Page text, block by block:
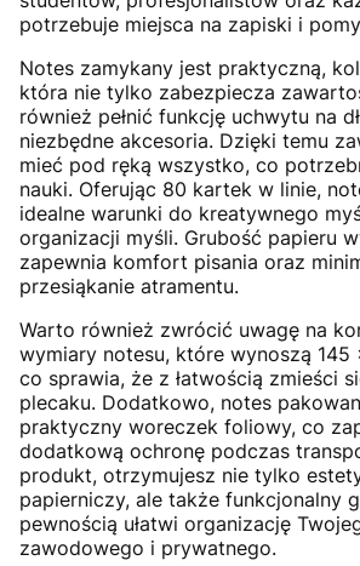
potrzebuje miejsca na zapiski i
Notes zamykany jest praktyczną,
która nie tylko zabezpiecza
również pełnić funkcję uchwytu na
niezbędne akcesoria. Dzięki temu
mieć pod ręką wszystko, co
nauki. Oferując 80 kartek w linie,
idealne warunki do kreatywnego
organizacji myśli. Grubość papieru
zapewnia komfort pisania oraz
przesiąkanie atramentu.
Warto również zwrócić uwagę na
wymiary notesu, które wynoszą 145
co sprawia, że z łatwością zmieści
plecaku. Dodatkowo, notes
praktyczny woreczek foliowy, co
dodatkową ochronę podczas
produkt, otrzymujesz nie tylko
papierniczy, ale także funkcjonalny
pewnością ułatwi organizację
zawodowego i prywatnego.